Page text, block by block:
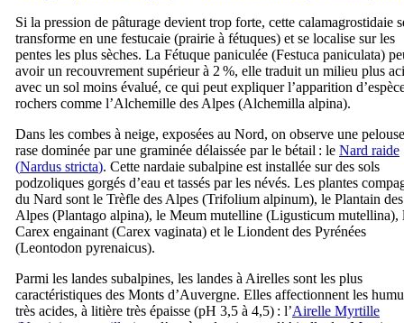
Si la pression de pâturage devient trop forte, cette calamagrostidaie
transforme en une festucaie (prairie à fétuques) et se localise sur les
pentes les plus sèches. La Fétuque paniculée (Festuca paniculata)
avoir un recouvrement supérieur à 2 %, elle traduit un milieu plus
avec un sol moins évalué, ce qui peut expliquer l’apparition
rochers comme l’Alchemille des Alpes (Alchemilla alpina).
Dans les combes à neige, exposées au Nord, on observe une pelouse
rase dominée par une graminée délaissée par le bétail : le Nard raide
(Nardus stricta). Cette nardaie subalpine est installée sur des sols
podzoliques gorgés d’eau et tassés par les névés. Les plantes
du Nard sont le Trèfle des Alpes (Trifolium alpinum), le Plantain des
Alpes (Plantago alpina), le Meum mutelline (Ligusticum mutellina),
Carex engainant (Carex vaginata) et le Liondent des Pyrénées
(Leontodon pyrenaicus).
Parmi les landes subalpines, les landes à Airelles sont les plus
caractéristiques des Monts d’Auvergne. Elles affectionnent les
très acides, à litière très épaisse (pH 3,5 à 4,5) : l’Airelle Myrtille